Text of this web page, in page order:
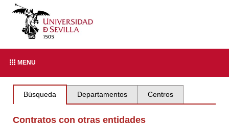
MENU
Búsqueda Departamentos Centros
Contratos con otras entidades